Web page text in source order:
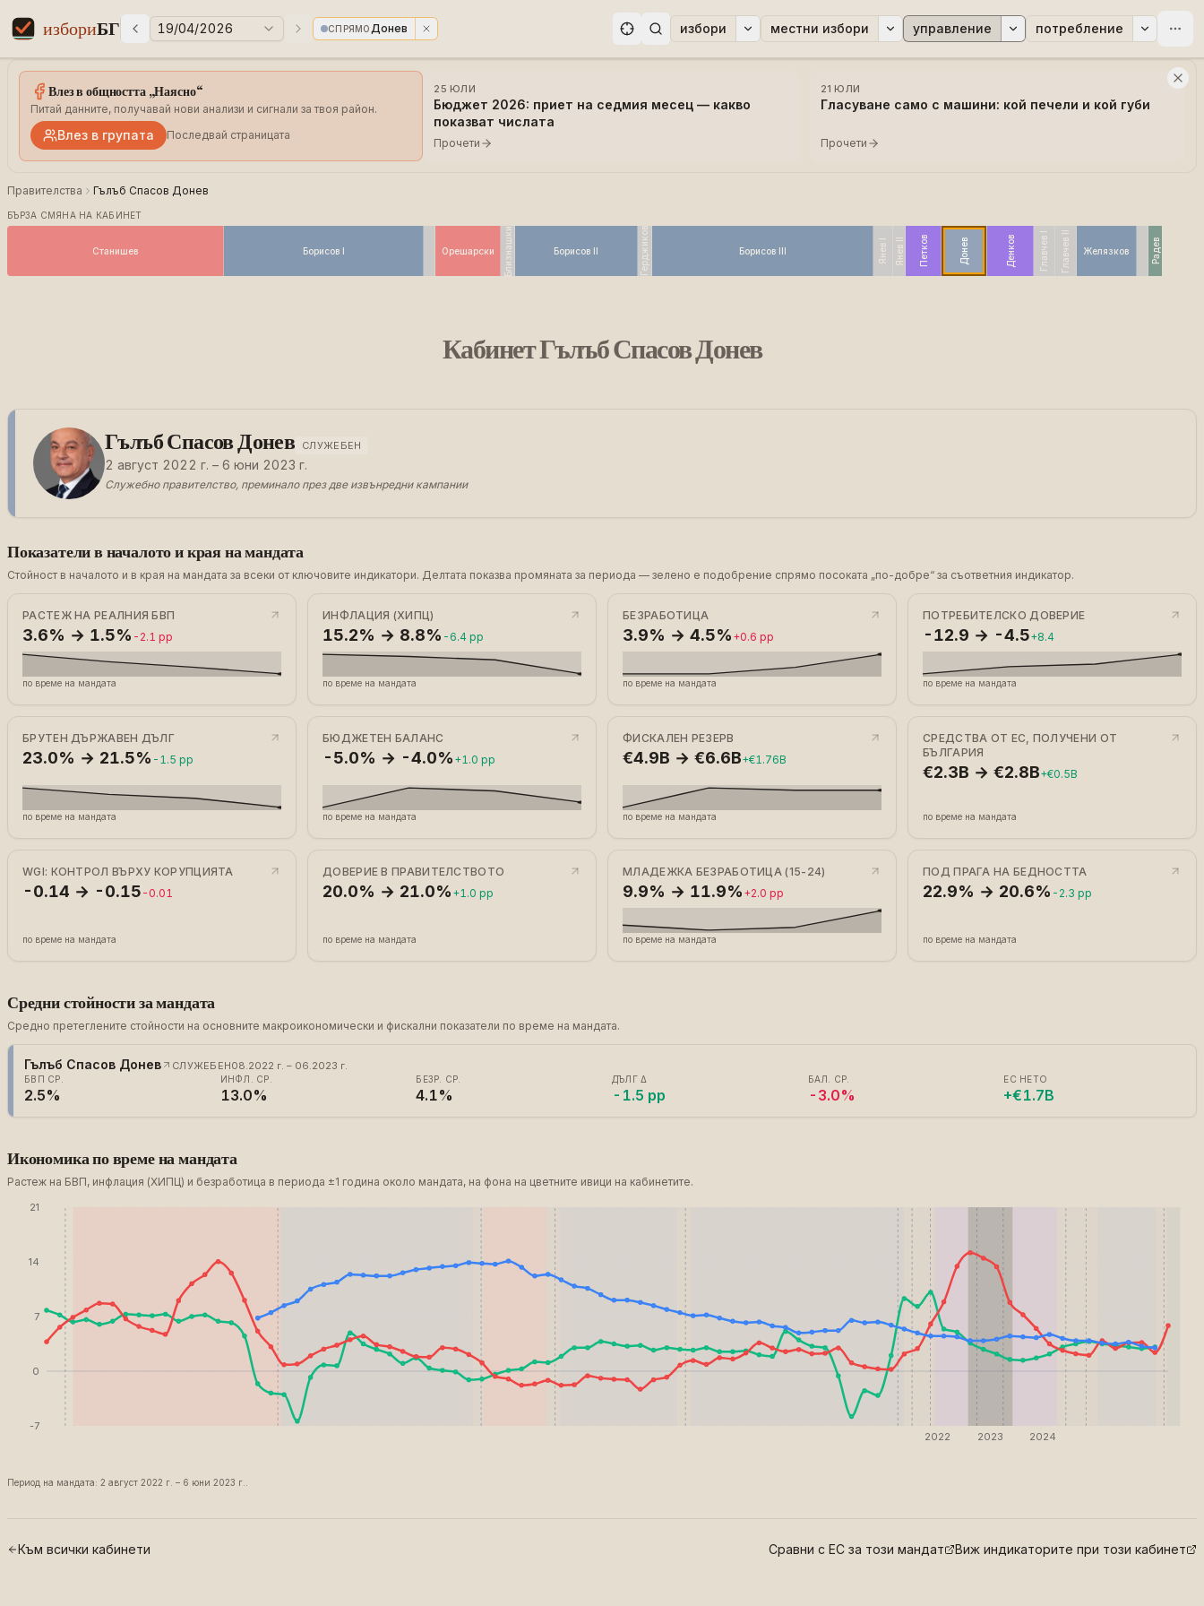
Elections in Bulgaria data statistics
избориБГ Предни избори
19/04/2026 Следващи избори
СПРЯМОДонев избори местни избори управление потребление
Влез в общността „Наясно“
Питай данните, получавай нови анализи и сигнали за твоя район.
Влез в групата Последвай страницата
25 ЮЛИ
Бюджет 2026: приет на седмия месец — какво
показват числата
Прочети
21 ЮЛИ
Гласуване само с машини: кой печели и кой губи
Прочети
Правителства Гълъб Спасов Донев
БЪРЗА СМЯНА НА КАБИНЕТ
Станишев Борисов I Орешарски Близнашки Борисов II Герджиков Борисов III Янев I Янев II Петков Донев Денков Главчев I Главчев II Желязков Радев
Кабинет Гълъб Спасов Донев
Гълъб Спасов Донев СЛУЖЕБЕН
2 август 2022 г. – 6 юни 2023 г.
Служебно правителство, преминало през две извънредни кампании
Показатели в началото и края на мандата
Стойност в началото и в края на мандата за всеки от ключовите индикатори. Делтата показва промяната за периода — зелено е подобрение спрямо посоката „по-добре“ за съответния индикатор.
РАСТЕЖ НА РЕАЛНИЯ БВП
3.6% → 1.5% -2.1 pp
по време на мандата
ИНФЛАЦИЯ (ХИПЦ)
15.2% → 8.8% -6.4 pp
по време на мандата
БЕЗРАБОТИЦА
3.9% → 4.5% +0.6 pp
по време на мандата
ПОТРЕБИТЕЛСКО ДОВЕРИЕ
-12.9 → -4.5+8.4
по време на мандата
БРУТЕН ДЪРЖАВЕН ДЪЛГ
23.0% → 21.5% -1.5 pp
по време на мандата
БЮДЖЕТЕН БАЛАНС
-5.0% → -4.0% +1.0 pp
по време на мандата
ФИСКАЛЕН РЕЗЕРВ
€4.9B → €6.6B+€1.76B
по време на мандата
СРЕДСТВА ОТ ЕС, ПОЛУЧЕНИ ОТ
БЪЛГАРИЯ
€2.3B → €2.8B+€0.5B
по време на мандата
WGI: КОНТРОЛ ВЪРХУ КОРУПЦИЯТА
-0.14 → -0.15 -0.01
по време на мандата
ДОВЕРИЕ В ПРАВИТЕЛСТВОТО
20.0% → 21.0% +1.0 pp
по време на мандата
МЛАДЕЖКА БЕЗРАБОТИЦА (15-24)
9.9% → 11.9% +2.0 pp
по време на мандата
ПОД ПРАГА НА БЕДНОСТТА
22.9% → 20.6% -2.3 pp
по време на мандата
Средни стойности за мандата
Средно претеглените стойности на основните макроикономически и фискални показатели по време на мандата.
Гълъб Спасов Донев СЛУЖЕБЕН08.2022 г. – 06.2023 г.
БВП СР.
2.5%
ИНФЛ. СР.
13.0%
БЕЗР. СР.
4.1%
ДЪЛГ Δ
-1.5 pp
БАЛ. СР.
-3.0%
ЕС НЕТО
+€1.7B
Икономика по време на мандата
Растеж на БВП, инфлация (ХИПЦ) и безработица в периода ±1 година около мандата, на фона на цветните ивици на кабинетите.
2022 2023 2024
-7
0
7
14
21
Период на мандата: 2 август 2022 г. – 6 юни 2023 г..
Към всички кабинети Сравни с ЕС за този мандат Виж индикаторите при този кабинет